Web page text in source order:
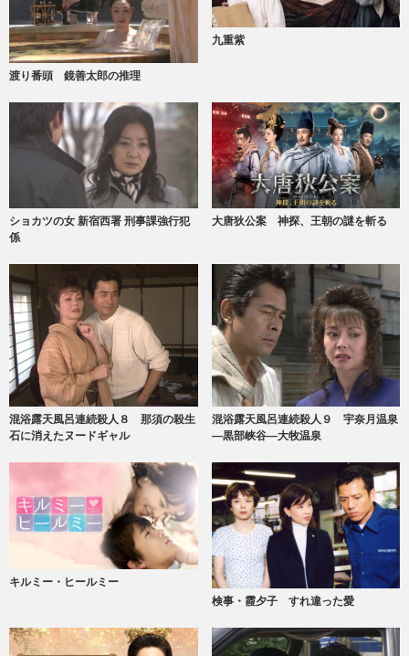
渡り番頭 鏡善太郎の推理
九重紫
ショカツの女 新宿西署 刑事課強行犯
係
大唐狄公案 神探、王朝の謎を斬る
混浴露天風呂連続殺人８ 那須の殺生
石に消えたヌードギャル
混浴露天風呂連続殺人９ 宇奈月温泉
―黒部峡谷―大牧温泉
キルミー・ヒールミー
検事・霞夕子 すれ違った愛